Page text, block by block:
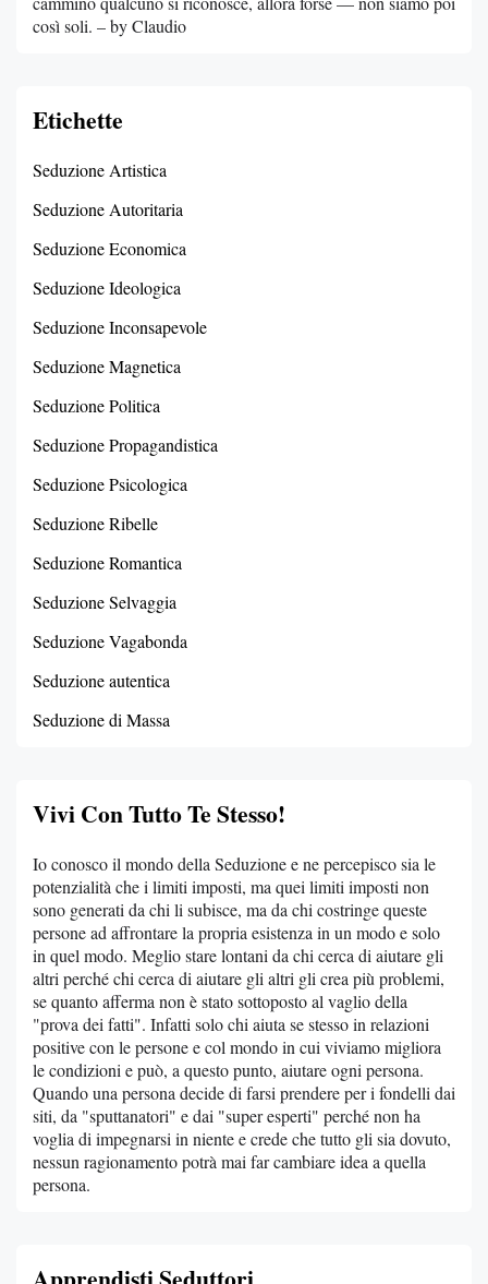
così soli. – by Claudio
Etichette
Seduzione Artistica
Seduzione Autoritaria
Seduzione Economica
Seduzione Ideologica
Seduzione Inconsapevole
Seduzione Magnetica
Seduzione Politica
Seduzione Propagandistica
Seduzione Psicologica
Seduzione Ribelle
Seduzione Romantica
Seduzione Selvaggia
Seduzione Vagabonda
Seduzione autentica
Seduzione di Massa
Vivi Con Tutto Te Stesso!
Io conosco il mondo della Seduzione e ne percepisco sia le
potenzialità che i limiti imposti, ma quei limiti imposti non
sono generati da chi li subisce, ma da chi costringe queste
persone ad affrontare la propria esistenza in un modo e solo
in quel modo. Meglio stare lontani da chi cerca di aiutare gli
altri perché chi cerca di aiutare gli altri gli crea più problemi,
se quanto afferma non è stato sottoposto al vaglio della
"prova dei fatti". Infatti solo chi aiuta se stesso in relazioni
positive con le persone e col mondo in cui viviamo migliora
le condizioni e può, a questo punto, aiutare ogni persona.
Quando una persona decide di farsi prendere per i fondelli dai
siti, da "sputtanatori" e dai "super esperti" perché non ha
voglia di impegnarsi in niente e crede che tutto gli sia dovuto,
nessun ragionamento potrà mai far cambiare idea a quella
persona.